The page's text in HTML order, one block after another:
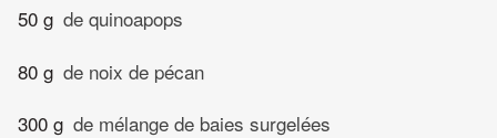
50 g de quinoapops
80 g de noix de pécan
300 g de mélange de baies surgelées